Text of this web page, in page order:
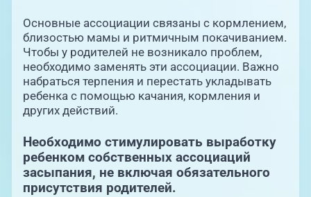
Основные ассоциации связаны с кормлением,
близостью мамы и ритмичным покачиванием.
Чтобы у родителей не возникало проблем,
необходимо заменять эти ассоциации. Важно
набраться терпения и перестать укладывать
ребенка с помощью качания, кормления и
других действий.
Необходимо стимулировать выработку
ребенком собственных ассоциаций
засыпания, не включая обязательного
присутствия родителей.